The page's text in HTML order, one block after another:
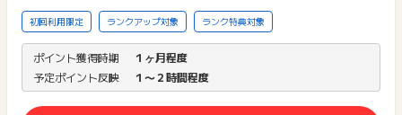
初回利用限定 ランクアップ対象 ランク特典対象
ポイント獲得時期
１ヶ月程度
予定ポイント反映
１〜２時間程度